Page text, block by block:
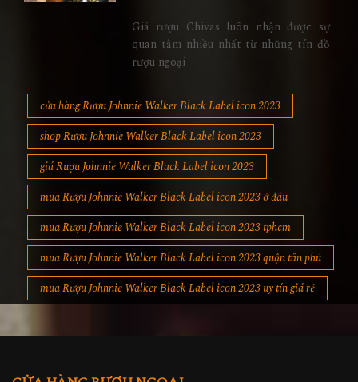
Giá rượu Chivas luôn nhận được sự
quan tâm nhiều nhất từ những tín đồ
rượu ngoại
cửa hàng Rượu Johnnie Walker Black Label icon 2023
shop Rượu Johnnie Walker Black Label icon 2023
giá Rượu Johnnie Walker Black Label icon 2023
mua Rượu Johnnie Walker Black Label icon 2023 ở đâu
mua Rượu Johnnie Walker Black Label icon 2023 tphcm
mua Rượu Johnnie Walker Black Label icon 2023 quận tân phú
mua Rượu Johnnie Walker Black Label icon 2023 uy tín giá rẻ